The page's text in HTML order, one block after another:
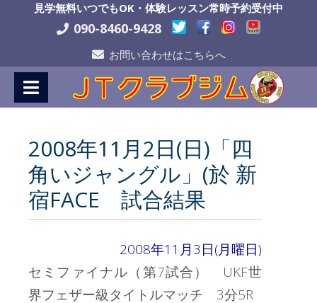
見学無料いつでもOK・体験レッスン常時予約受付中
090-8460-9428
お問い合わせはこちらへ
2008年11月2日(日)「四
角いジャングル」(於 新
宿FACE 試合結果
2008年11月3日(月曜日)
セミファイナル（第7試合） UKF世
界フェザー級タイトルマッチ 3分5R